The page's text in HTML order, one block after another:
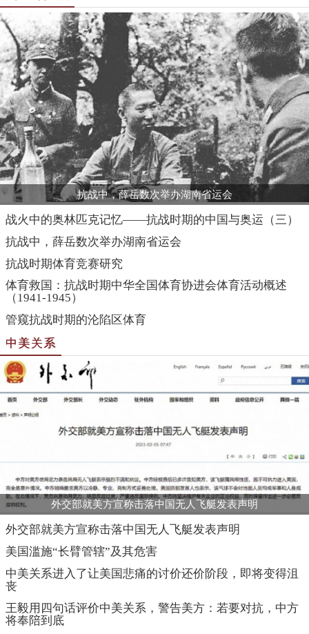
抗战中，薛岳数次举办湖南省运会
战火中的奥林匹克记忆——抗战时期的中国与奥运（三）
抗战中，薛岳数次举办湖南省运会
抗战时期体育竞赛研究
体育救国：抗战时期中华全国体育协进会体育活动概述
（1941-1945）
管窥抗战时期的沦陷区体育
中美关系
外交部就美方宣称击落中国无人飞艇发表声明
外交部就美方宣称击落中国无人飞艇发表声明
美国滥施“长臂管辖”及其危害
中美关系进入了让美国悲痛的讨价还价阶段，即将变得沮
丧
王毅用四句话评价中美关系，警告美方：若要对抗，中方
将奉陪到底